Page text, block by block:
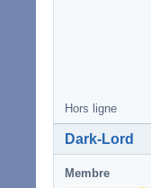
Hors ligne
Dark-Lord
Membre